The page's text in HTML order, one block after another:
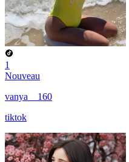
1
Nouveau
vanya__160
tiktok